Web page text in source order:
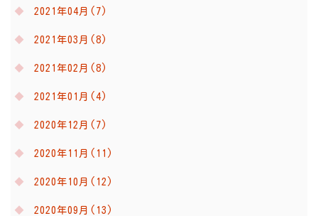
2021年04月(7)
2021年03月(8)
2021年02月(8)
2021年01月(4)
2020年12月(7)
2020年11月(11)
2020年10月(12)
2020年09月(13)